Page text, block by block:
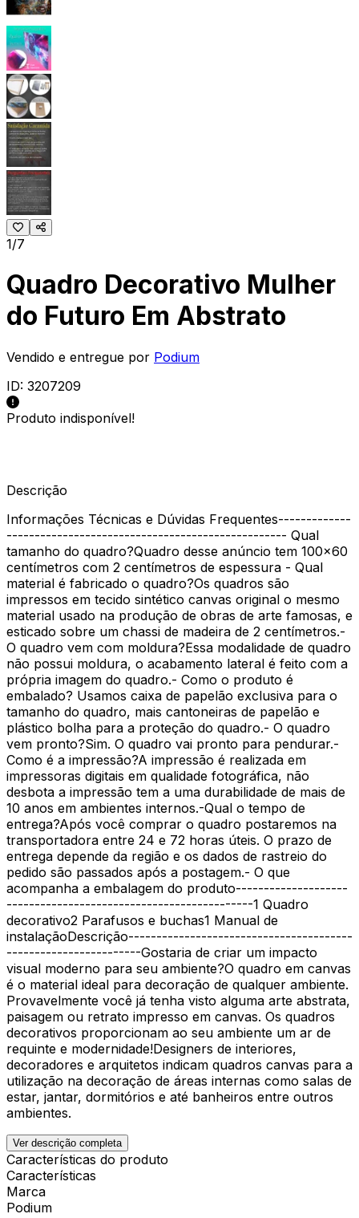
1/7
Quadro Decorativo Mulher
do Futuro Em Abstrato
Vendido e entregue por Podium
ID: 3207209
Produto indisponível!
Descrição
Informações Técnicas e Dúvidas Frequentes-------------
-------------------------------------------------- Qual
tamanho do quadro?Quadro desse anúncio tem 100x60
centímetros com 2 centímetros de espessura - Qual
material é fabricado o quadro?Os quadros são
impressos em tecido sintético canvas original o mesmo
material usado na produção de obras de arte famosas, e
esticado sobre um chassi de madeira de 2 centímetros.-
O quadro vem com moldura?Essa modalidade de quadro
não possui moldura, o acabamento lateral é feito com a
própria imagem do quadro.- Como o produto é
embalado? Usamos caixa de papelão exclusiva para o
tamanho do quadro, mais cantoneiras de papelão e
plástico bolha para a proteção do quadro.- O quadro
vem pronto?Sim. O quadro vai pronto para pendurar.-
Como é a impressão?A impressão é realizada em
impressoras digitais em qualidade fotográfica, não
desbota a impressão tem a uma durabilidade de mais de
10 anos em ambientes internos.-Qual o tempo de
entrega?Após você comprar o quadro postaremos na
transportadora entre 24 e 72 horas úteis. O prazo de
entrega depende da região e os dados de rastreio do
pedido são passados após a postagem.- O que
acompanha a embalagem do produto--------------------
--------------------------------------------1 Quadro
decorativo2 Parafusos e buchas1 Manual de
instalaçãoDescrição----------------------------------------
------------------------Gostaria de criar um impacto
visual moderno para seu ambiente?O quadro em canvas
é o material ideal para decoração de qualquer ambiente.
Provavelmente você já tenha visto alguma arte abstrata,
paisagem ou retrato impresso em canvas. Os quadros
decorativos proporcionam ao seu ambiente um ar de
requinte e modernidade!Designers de interiores,
decoradores e arquitetos indicam quadros canvas para a
utilização na decoração de áreas internas como salas de
estar, jantar, dormitórios e até banheiros entre outros
ambientes.
Ver descrição completa
Características do produto
Características
Marca
Podium